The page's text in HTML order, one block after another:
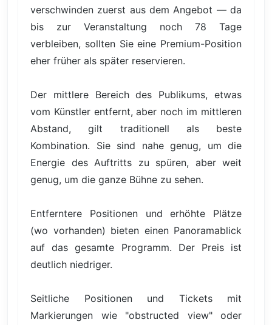
verschwinden zuerst aus dem Angebot — da
bis zur Veranstaltung noch 78 Tage
verbleiben, sollten Sie eine Premium-Position
eher früher als später reservieren.
Der mittlere Bereich des Publikums, etwas
vom Künstler entfernt, aber noch im mittleren
Abstand, gilt traditionell als beste
Kombination. Sie sind nahe genug, um die
Energie des Auftritts zu spüren, aber weit
genug, um die ganze Bühne zu sehen.
Entferntere Positionen und erhöhte Plätze
(wo vorhanden) bieten einen Panoramablick
auf das gesamte Programm. Der Preis ist
deutlich niedriger.
Seitliche Positionen und Tickets mit
Markierungen wie "obstructed view" oder